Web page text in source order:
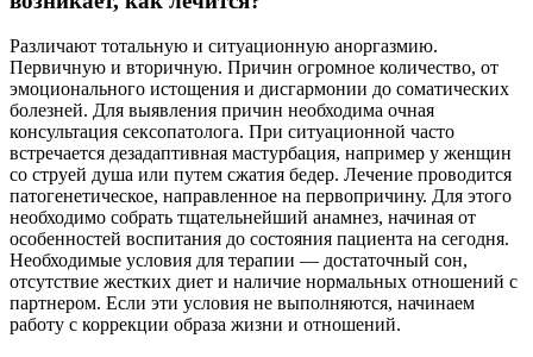
Различают тотальную и ситуационную аноргазмию.
Первичную и вторичную. Причин огромное количество, от
эмоционального истощения и дисгармонии до соматических
болезней. Для выявления причин необходима очная
консультация сексопатолога. При ситуационной часто
встречается дезадаптивная мастурбация, например у женщин
со струей душа или путем сжатия бедер. Лечение проводится
патогенетическое, направленное на первопричину. Для этого
необходимо собрать тщательнейший анамнез, начиная от
особенностей воспитания до состояния пациента на сегодня.
Необходимые условия для терапии — достаточный сон,
отсутствие жестких диет и наличие нормальных отношений с
партнером. Если эти условия не выполняются, начинаем
работу с коррекции образа жизни и отношений.